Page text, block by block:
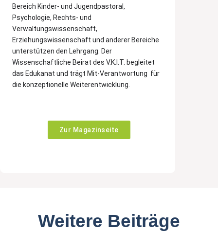
Bereich Kinder- und Jugendpastoral,
Psychologie, Rechts- und
Verwaltungswissenschaft,
Erziehungswissenschaft und anderer Bereiche
unterstützen den Lehrgang. Der
Wissenschaftliche Beirat des V.K.I.T. begleitet
das Edukanat und trägt Mit-Verantwortung für
die konzeptionelle Weiterentwicklung.
Zur Magazinseite
Weitere Beiträge